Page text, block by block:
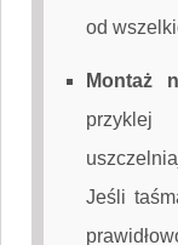
od
Montaż
Jeśli